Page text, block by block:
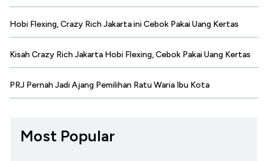
Hobi Flexing, Crazy Rich Jakarta ini Cebok Pakai Uang Kertas
Kisah Crazy Rich Jakarta Hobi Flexing, Cebok Pakai Uang Kertas
PRJ Pernah Jadi Ajang Pemilihan Ratu Waria Ibu Kota
Most Popular